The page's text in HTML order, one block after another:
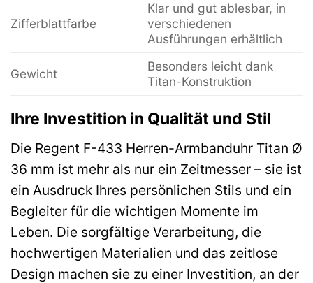
Zifferblattfarbe
Klar und gut ablesbar, in
verschiedenen
Ausführungen erhältlich
Gewicht
Besonders leicht dank
Titan-Konstruktion
Ihre Investition in Qualität und Stil
Die Regent F-433 Herren-Armbanduhr Titan Ø
36 mm ist mehr als nur ein Zeitmesser – sie ist
ein Ausdruck Ihres persönlichen Stils und ein
Begleiter für die wichtigen Momente im
Leben. Die sorgfältige Verarbeitung, die
hochwertigen Materialien und das zeitlose
Design machen sie zu einer Investition, an der